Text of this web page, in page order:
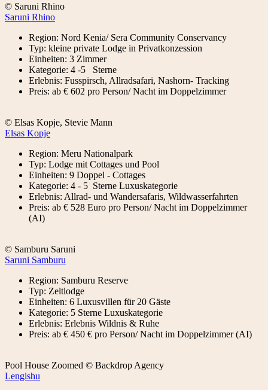
© Saruni Rhino
Saruni Rhino
Region: Nord Kenia/ Sera Community Conservancy
Typ: kleine private Lodge in Privatkonzession
Einheiten: 3 Zimmer
Kategorie: 4 -5 Sterne
Erlebnis: Fusspirsch, Allradsafari, Nashorn- Tracking
Preis: ab € 602 pro Person/ Nacht im Doppelzimmer
© Elsas Kopje, Stevie Mann
Elsas Kopje
Region: Meru Nationalpark
Typ: Lodge mit Cottages und Pool
Einheiten: 9 Doppel - Cottages
Kategorie: 4 - 5 Sterne Luxuskategorie
Erlebnis: Allrad- und Wandersafaris, Wildwasserfahrten
Preis: ab € 528 Euro pro Person/ Nacht im Doppelzimmer
(AI)
© Samburu Saruni
Saruni Samburu
Region: Samburu Reserve
Typ: Zeltlodge
Einheiten: 6 Luxusvillen für 20 Gäste
Kategorie: 5 Sterne Luxuskategorie
Erlebnis: Erlebnis Wildnis & Ruhe
Preis: ab € 450 € pro Person/ Nacht im Doppelzimmer (AI)
Pool House Zoomed © Backdrop Agency
Lengishu